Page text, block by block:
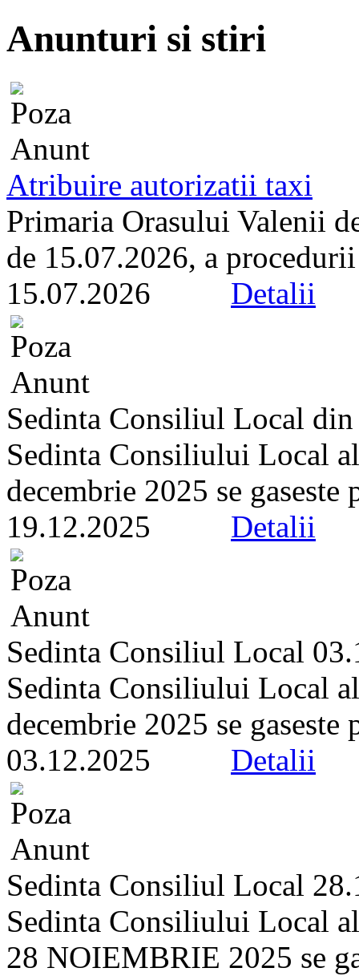
Anunturi si stiri
Atribuire autorizatii taxi
Primaria Orasului Valenii
de 15.07.2026, a
15.07.2026 Detalii
Sedinta Consiliul Local
Sedinta Consiliului Local
decembrie 2025 se
19.12.2025 Detalii
Sedinta Consiliul Local
Sedinta Consiliului Local
decembrie 2025 se
03.12.2025 Detalii
Sedinta Consiliul Local
Sedinta Consiliului Local
28 NOIEMBRIE 2025 se